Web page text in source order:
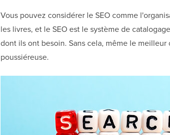
Vous pouvez considérer le SEO comme
les livres, et le SEO est le système de
dont ils ont besoin. Sans cela, même le
poussiéreuse.